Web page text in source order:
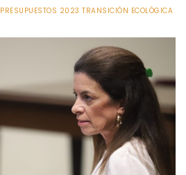
2023 TRANSICIÓN ECOLÓGICA